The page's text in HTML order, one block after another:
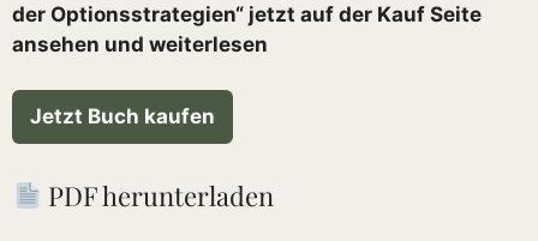
der Optionsstrategien“ jetzt auf der Kauf Seite
ansehen und weiterlesen
Jetzt Buch kaufen
PDF herunterladen